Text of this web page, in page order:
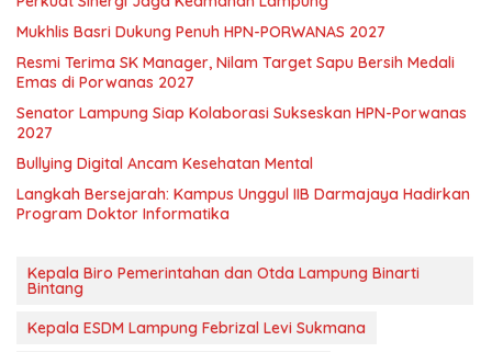
Mukhlis Basri Dukung Penuh HPN-PORWANAS 2027
Resmi Terima SK Manager, Nilam Target Sapu Bersih Medali
Emas di Porwanas 2027
Senator Lampung Siap Kolaborasi Sukseskan HPN-Porwanas
2027
Bullying Digital Ancam Kesehatan Mental
Langkah Bersejarah: Kampus Unggul IIB Darmajaya Hadirkan
Program Doktor Informatika
Kepala Biro Pemerintahan dan Otda Lampung Binarti
Bintang
Kepala ESDM Lampung Febrizal Levi Sukmana